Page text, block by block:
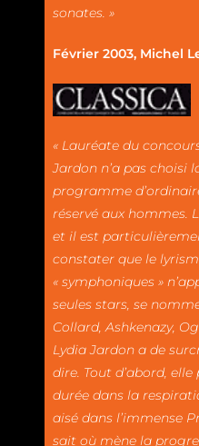
sonates. »
Février 2003, Michel
« Lauréate du
Jardon n’a pas choisi
programme
réservé aux hommes.
et il est
constater que le
« symphoniques »
seules stars, se
Collard, Ashkenazy,
Lydia Jardon a de
dire. Tout d’abord, elle
durée dans la
aisé dans l’immense
sait où mène la